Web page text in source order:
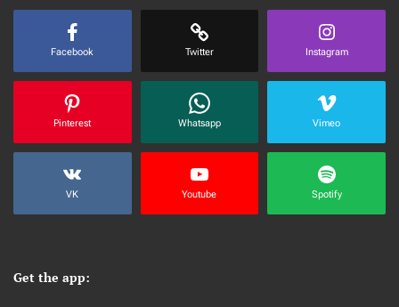
Facebook Twitter Instagram
Pinterest Whatsapp Vimeo
VK Youtube Spotify
Get the app: